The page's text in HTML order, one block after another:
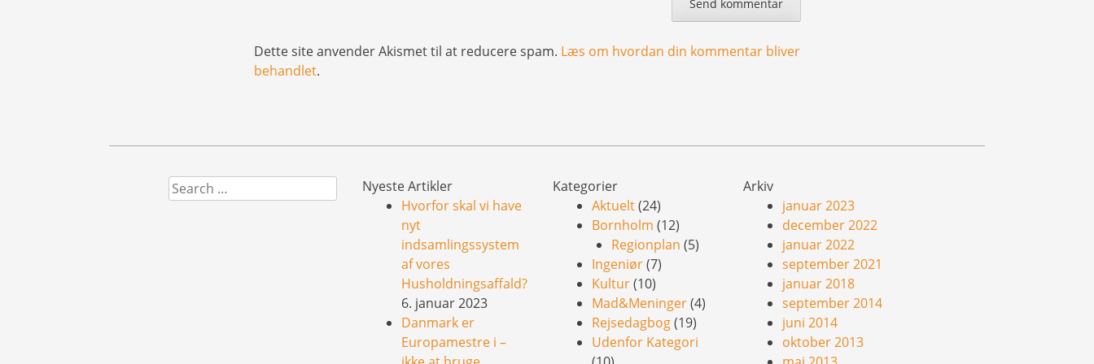
Dette site anvender Akismet til at reducere spam. Læs om hvordan din kommentar bliver
behandlet.
Search
Nyeste Artikler
Hvorfor skal vi have
nyt
indsamlingssystem
af vores
Husholdningsaffald?
6. januar 2023
Danmark er
Europamestre i –
Kategorier
Aktuelt(24)
Bornholm (12)
Regionplan (5)
Ingeniør(7)
Kultur(10)
Mad&Meninger(4)
Rejsedagbog(19)
Udenfor Kategori
Arkiv
januar 2023
december 2022
januar 2022
september 2021
januar 2018
september 2014
juni 2014
oktober 2013